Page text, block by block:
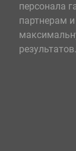
персонала
партнерам
результатов.